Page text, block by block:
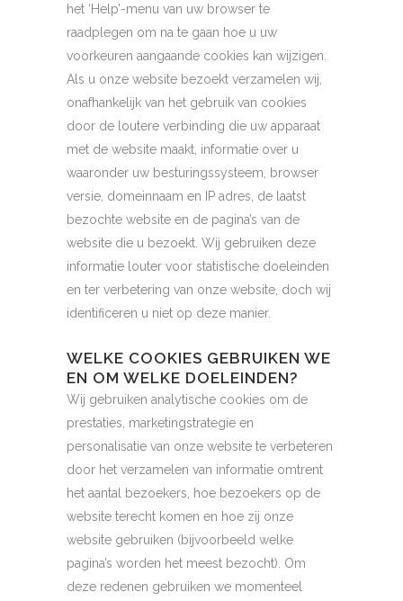
het ‘Help’-menu van uw browser te
raadplegen om na te gaan hoe u uw
voorkeuren aangaande cookies kan wijzigen.
Als u onze website bezoekt verzamelen wij,
onafhankelijk van het gebruik van cookies
door de loutere verbinding die uw apparaat
met de website maakt, informatie over u
waaronder uw besturingssysteem, browser
versie, domeinnaam en IP adres, de laatst
bezochte website en de pagina’s van de
website die u bezoekt. Wij gebruiken deze
informatie louter voor statistische doeleinden
en ter verbetering van onze website, doch wij
identificeren u niet op deze manier.
WELKE COOKIES GEBRUIKEN WE
EN OM WELKE DOELEINDEN?
Wij gebruiken analytische cookies om de
prestaties, marketingstrategie en
personalisatie van onze website te verbeteren
door het verzamelen van informatie omtrent
het aantal bezoekers, hoe bezoekers op de
website terecht komen en hoe zij onze
website gebruiken (bijvoorbeeld welke
pagina’s worden het meest bezocht). Om
deze redenen gebruiken we momenteel